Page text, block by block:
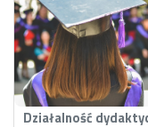
Działalność